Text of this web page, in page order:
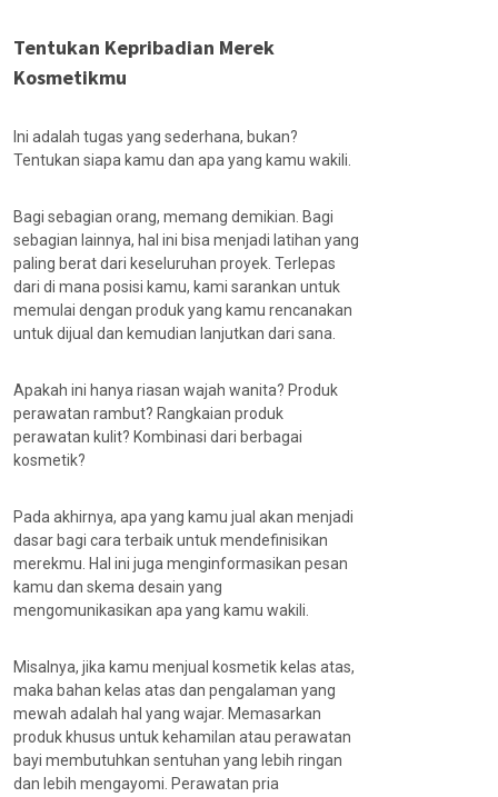
Tentukan Kepribadian Merek
Kosmetikmu
Ini adalah tugas yang sederhana, bukan?
Tentukan siapa kamu dan apa yang kamu wakili.
Bagi sebagian orang, memang demikian. Bagi
sebagian lainnya, hal ini bisa menjadi latihan yang
paling berat dari keseluruhan proyek. Terlepas
dari di mana posisi kamu, kami sarankan untuk
memulai dengan produk yang kamu rencanakan
untuk dijual dan kemudian lanjutkan dari sana.
Apakah ini hanya riasan wajah wanita? Produk
perawatan rambut? Rangkaian produk
perawatan kulit? Kombinasi dari berbagai
kosmetik?
Pada akhirnya, apa yang kamu jual akan menjadi
dasar bagi cara terbaik untuk mendefinisikan
merekmu. Hal ini juga menginformasikan pesan
kamu dan skema desain yang
mengomunikasikan apa yang kamu wakili.
Misalnya, jika kamu menjual kosmetik kelas atas,
maka bahan kelas atas dan pengalaman yang
mewah adalah hal yang wajar. Memasarkan
produk khusus untuk kehamilan atau perawatan
bayi membutuhkan sentuhan yang lebih ringan
dan lebih mengayomi. Perawatan pria